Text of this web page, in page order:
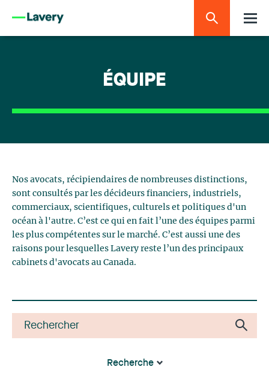
ÉQUIPE
Nos avocats, récipiendaires de nombreuses distinctions,
sont consultés par les décideurs financiers, industriels,
commerciaux, scientifiques, culturels et politiques d'un
océan à l'autre. C’est ce qui en fait l’une des équipes parmi
les plus compétentes sur le marché. C’est aussi une des
raisons pour lesquelles Lavery reste l’un des principaux
cabinets d'avocats au Canada.
Recherche